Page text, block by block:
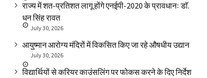
SLIDER उत्तराखंड
शोक में बंद रहा राइका सारी मुख्यमंत्री ने
बालिकाओं को
राज्य में शत-प्रतिशत लागू होंगे एनईपी-2020 के प्रावधानः डाॅ.
धन सिंह रावत
July 30, 2026
आयुष्मान आरोग्य मंदिरों में विकसित किए जा रहे औषधीय उद्यान
July 30, 2026
विद्यार्थियों से करियर काउंसलिंग पर फोकस करने के दिए निर्देश